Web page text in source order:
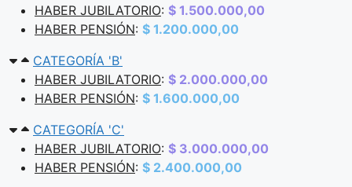
HABER JUBILATORIO: $ 1.500.000,00
HABER PENSIÓN: $ 1.200.000,00
CATEGORÍA 'B'
HABER JUBILATORIO: $ 2.000.000,00
HABER PENSIÓN: $ 1.600.000,00
CATEGORÍA 'C'
HABER JUBILATORIO: $ 3.000.000,00
HABER PENSIÓN: $ 2.400.000,00